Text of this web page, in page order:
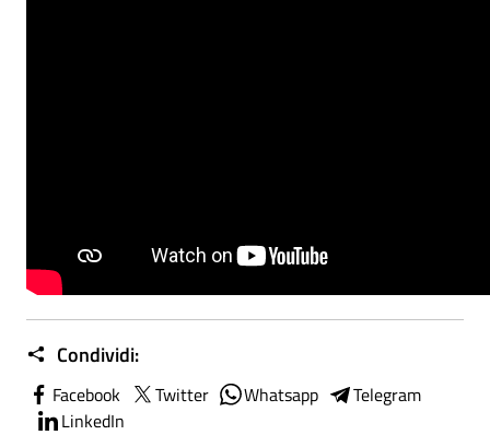
Condividi:
Facebook Twitter Whatsapp
Telegram
LinkedIn